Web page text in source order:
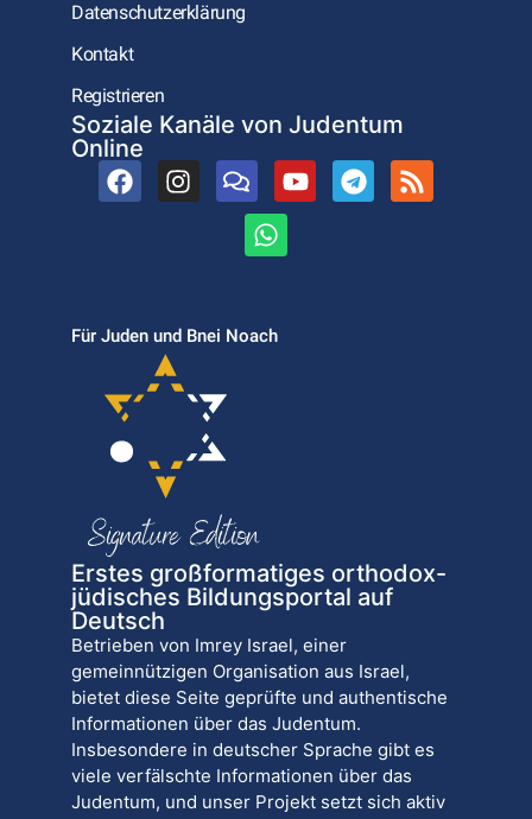
Datenschutzerklärung
Kontakt
Registrieren
Soziale Kanäle von Judentum
Online
Für Juden und Bnei Noach
Erstes großformatiges orthodox-
jüdisches Bildungsportal auf
Deutsch
Betrieben von Imrey Israel, einer
gemeinnützigen Organisation aus Israel,
bietet diese Seite geprüfte und authentische
Informationen über das Judentum.
Insbesondere in deutscher Sprache gibt es
viele verfälschte Informationen über das
Judentum, und unser Projekt setzt sich aktiv